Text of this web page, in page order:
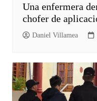
Una enfermera
chofer de
Daniel Villamea